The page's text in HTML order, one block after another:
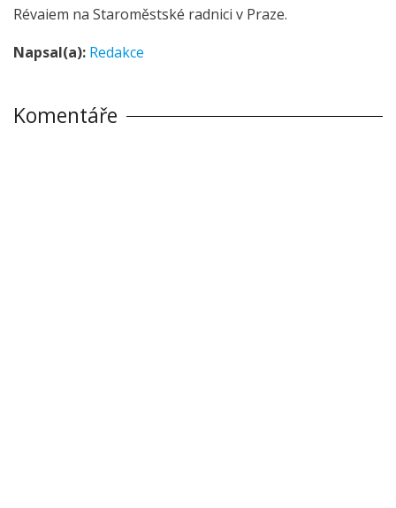
Révaiem na Staroměstské radnici v Praze.
Napsal(a): Redakce
Komentáře